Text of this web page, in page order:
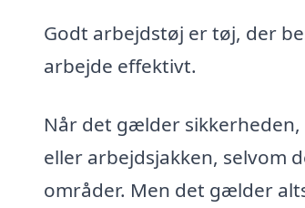
Godt arbejdstøj er tøj, der
arbejde effektivt.
Når det gælder
eller arbejdsjakken, selvom
områder. Men det gælder